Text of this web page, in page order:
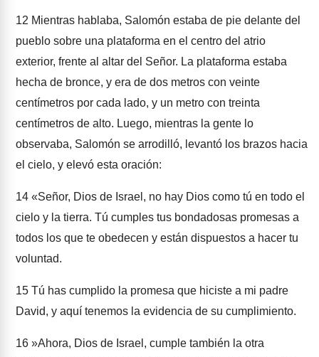
12 Mientras hablaba, Salomón estaba de pie delante del
pueblo sobre una plataforma en el centro del atrio
exterior, frente al altar del Señor. La plataforma estaba
hecha de bronce, y era de dos metros con veinte
centímetros por cada lado, y un metro con treinta
centímetros de alto. Luego, mientras la gente lo
observaba, Salomón se arrodilló, levantó los brazos hacia
el cielo, y elevó esta oración:
14 «Señor, Dios de Israel, no hay Dios como tú en todo el
cielo y la tierra. Tú cumples tus bondadosas promesas a
todos los que te obedecen y están dispuestos a hacer tu
voluntad.
15 Tú has cumplido la promesa que hiciste a mi padre
David, y aquí tenemos la evidencia de su cumplimiento.
16 »Ahora, Dios de Israel, cumple también la otra